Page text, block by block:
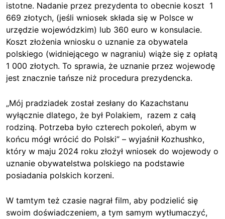
istotne. Nadanie przez prezydenta to obecnie koszt 1
669 złotych, (jeśli wniosek składa się w Polsce w
urzędzie wojewódzkim) lub 360 euro w konsulacie.
Koszt złożenia wniosku o uznanie za obywatela
polskiego (widniejącego w nagraniu) wiąże się z opłatą
1 000 złotych. To sprawia, że uznanie przez wojewodę
jest znacznie tańsze niż procedura prezydencka.
„Mój pradziadek został zesłany do Kazachstanu
wyłącznie dlatego, że był Polakiem, razem z całą
rodziną. Potrzeba było czterech pokoleń, abym w
końcu mógł wrócić do Polski” – wyjaśnił Kozhushko,
który w maju 2024 roku złożył wniosek do wojewody o
uznanie obywatelstwa polskiego na podstawie
posiadania polskich korzeni.
W tamtym też czasie nagrał film, aby podzielić się
swoim doświadczeniem, a tym samym wytłumaczyć,